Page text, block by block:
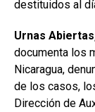
destituidos al
Urnas
documenta los
Nicaragua,
de los casos,
Dirección de